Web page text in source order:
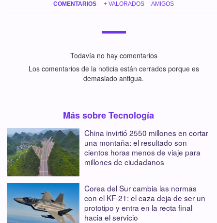
COMENTARIOS + VALORADOS AMIGOS
Todavía no hay comentarios
Los comentarios de la noticia están cerrados porque es
demasiado antigua.
Más sobre Tecnología
China invirtió 2550 millones en cortar
una montaña: el resultado son
cientos horas menos de viaje para
millones de ciudadanos
Corea del Sur cambia las normas
con el KF-21: el caza deja de ser un
prototipo y entra en la recta final
hacia el servicio